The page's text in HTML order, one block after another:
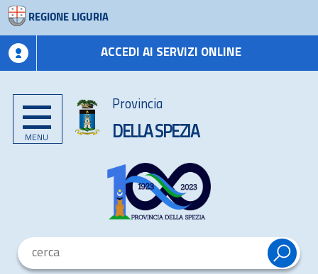
REGIONE LIGURIA
ACCEDI AI SERVIZI ONLINE
MENU
Provincia
DELLA SPEZIA